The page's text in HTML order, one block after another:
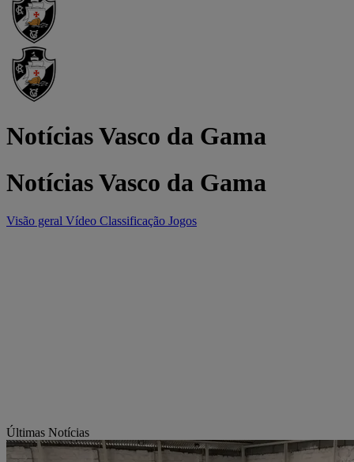
Notícias Vasco da Gama
Notícias Vasco da Gama
Visão geral Vídeo Classificação Jogos
Últimas Notícias